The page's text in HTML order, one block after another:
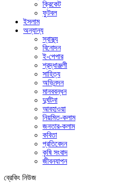
ক্রিকেট
ফুটবল
ইসলাম
অন্যান্য
স্বাস্থ্য
বিনোদন
ই-পেপার
শ্রদ্ধাঞ্জলী
সাহিত্য
অভিনন্দন
মানববন্ধন
দুর্ঘটনা
আবহাওয়া
নিয়মিত-কলাম
জনতার-কলাম
কবিতা
প্রতিবেদন
কৃষি সংবাদ
জীবনযাপন
ব্রেকিং নিউজ